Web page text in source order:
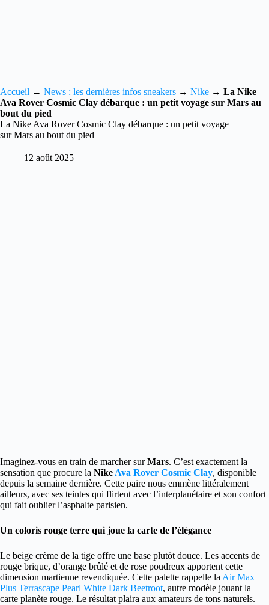
Accueil → News : les dernières infos sneakers → Nike → La Nike
Ava Rover Cosmic Clay débarque : un petit voyage sur Mars au
bout du pied
La Nike Ava Rover Cosmic Clay débarque : un petit voyage
sur Mars au bout du pied
12 août 2025
Imaginez-vous en train de marcher surMars. C’est exactement la
sensation que procure la Nike Ava Rover Cosmic Clay, disponible
depuis la semaine dernière. Cette paire nous emmène littéralement
ailleurs, avec ses teintes qui flirtent avec l’interplanétaire et son confort
qui fait oublier l’asphalte parisien.
Un coloris rouge terre qui joue la carte de l’élégance
Le beige crème de la tige offre une base plutôt douce. Les accents de
rouge brique, d’orange brûlé et de rose poudreux apportent cette
dimension martienne revendiquée. Cette palette rappelle la Air Max
Plus Terrascape Pearl White Dark Beetroot, autre modèle jouant la
carte planète rouge. Le résultat plaira aux amateurs de tons naturels.